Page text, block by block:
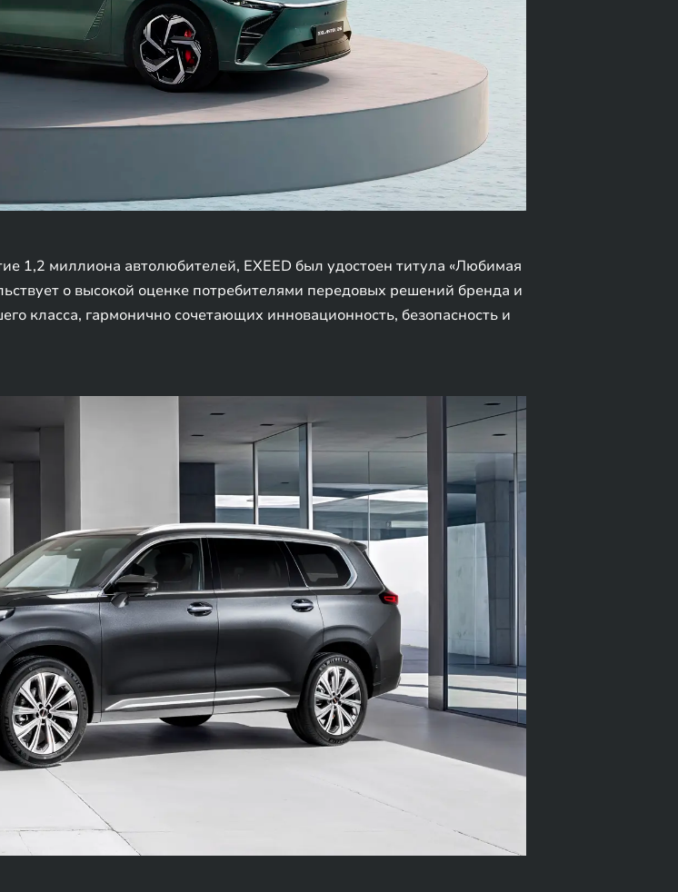
1,2 миллиона автолюбителей, EXEED был удостоен титула «Любимая
о высокой оценке потребителями передовых решений бренда и
класса, гармонично сочетающих инновационность, безопасность и